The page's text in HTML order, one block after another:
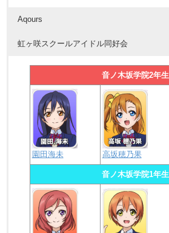
Aqours
虹ヶ咲スクールアイドル同好会
音ノ木坂学院2年生
園田海未 高坂穂乃果
音ノ木坂学院1年生